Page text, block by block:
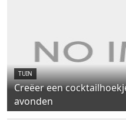
TUIN
Creëer een
avonden